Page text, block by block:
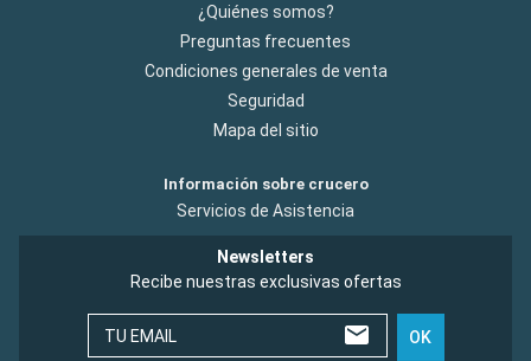
¿Quiénes somos?
Preguntas frecuentes
Condiciones generales de venta
Seguridad
Mapa del sitio
Información sobre crucero
Servicios de Asistencia
Newsletters
Recibe nuestras exclusivas ofertas
TU EMAIL OK